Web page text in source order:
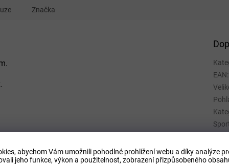
abychom Vám umožnili pohodlné prohlížení webu a díky analýze
jeho funkce, výkon a použitelnost, zobrazení přizpůsobeného
Značka
EAN: